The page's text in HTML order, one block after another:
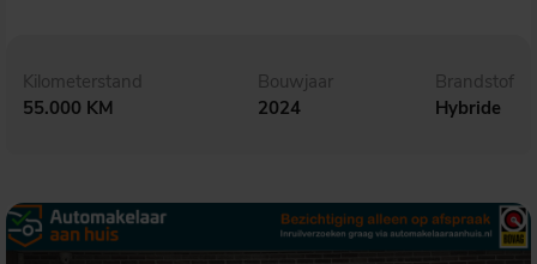
Kilometerstand
55.000 KM
Bouwjaar
2024
Brandstof
Hybride